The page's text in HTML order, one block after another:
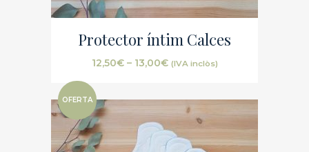
Protector íntim Calces
12,50€– 13,00€ (IVA inclòs)
OFERTA